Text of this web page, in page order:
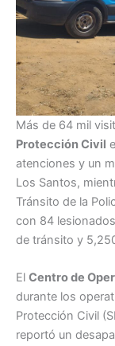
Más de 64 mil
Protección Civil
atenciones y un
Los Santos,
Tránsito de la
con 84
de tránsito y
El Centro de
durante los
Protección Civil
reportó un